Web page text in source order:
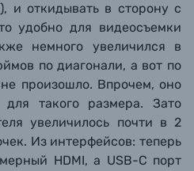
и откидывать в сторону с
удобно для видеосъемки
немного увеличился в
по диагонали, а вот по
произошло. Впрочем, оно
такого размера. Зато
увеличилось почти в 2
Из интерфейсов: теперь
HDMI, а USB-C порт